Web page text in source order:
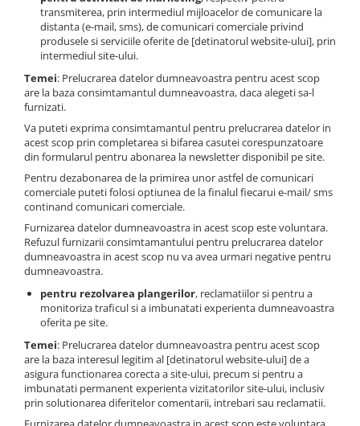
transmiterea, prin intermediul mijloacelor de comunicare la
distanta (e-mail, sms), de comunicari comerciale privind
produsele si serviciile oferite de [detinatorul website-ului], prin
intermediul site-ului.
Temei: Prelucrarea datelor dumneavoastra pentru acest scop
are la baza consimtamantul dumneavoastra, daca alegeti sa-l
furnizati.
Va puteti exprima consimtamantul pentru prelucrarea datelor in
acest scop prin completarea si bifarea casutei corespunzatoare
din formularul pentru abonarea la newsletter disponibil pe site.
Pentru dezabonarea de la primirea unor astfel de comunicari
comerciale puteti folosi optiunea de la finalul fiecarui e-mail/ sms
continand comunicari comerciale.
Furnizarea datelor dumneavoastra in acest scop este voluntara.
Refuzul furnizarii consimtamantului pentru prelucrarea datelor
dumneavoastra in acest scop nu va avea urmari negative pentru
dumneavoastra.
pentru rezolvarea plangerilor, reclamatiilor si pentru a
monitoriza traficul si a imbunatati experienta dumneavoastra
oferita pe site.
Temei: Prelucrarea datelor dumneavoastra pentru acest scop
are la baza interesul legitim al [detinatorul website-ului] de a
asigura functionarea corecta a site-ului, precum si pentru a
imbunatati permanent experienta vizitatorilor site-ului, inclusiv
prin solutionarea diferitelor comentarii, intrebari sau reclamatii.